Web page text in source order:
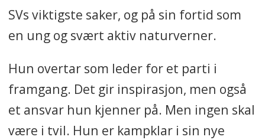
SVs viktigste saker, og på sin fortid som
en ung og svært aktiv naturverner.
Hun overtar som leder for et parti i
framgang. Det gir inspirasjon, men også
et ansvar hun kjenner på. Men ingen skal
være i tvil. Hun er kampklar i sin nye